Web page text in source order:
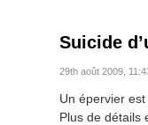
Suicide
29th août 2009,
Un épervier
Plus de détails